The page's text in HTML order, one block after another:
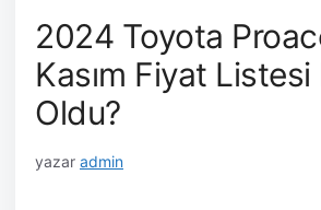
2024 Toyota
Kasım Fiyat Listesi
Oldu?
yazar admin